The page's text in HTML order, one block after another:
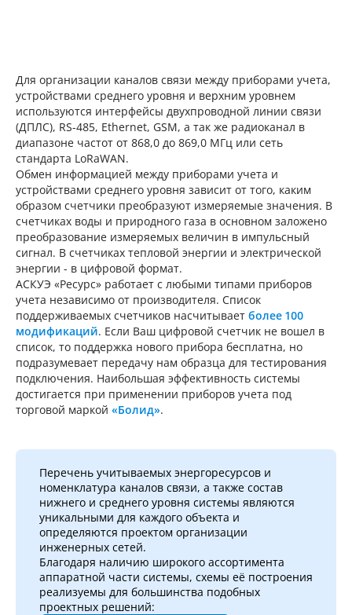
Для организации каналов связи между приборами учета,
устройствами среднего уровня и верхним уровнем
используются интерфейсы двухпроводной линии связи
(ДПЛС), RS-485, Ethernet, GSM, а так же радиоканал в
диапазоне частот от 868,0 до 869,0 МГц или сеть
стандарта LoRaWAN.
Обмен информацией между приборами учета и
устройствами среднего уровня зависит от того, каким
образом счетчики преобразуют измеряемые значения. В
счетчиках воды и природного газа в основном заложено
преобразование измеряемых величин в импульсный
сигнал. В счетчиках тепловой энергии и электрической
энергии - в цифровой формат.
АСКУЭ «Ресурс» работает с любыми типами приборов
учета независимо от производителя. Список
поддерживаемых счетчиков насчитывает более 100
модификаций. Если Ваш цифровой счетчик не вошел в
список, то поддержка нового прибора бесплатна, но
подразумевает передачу нам образца для тестирования
подключения. Наибольшая эффективность системы
достигается при применении приборов учета под
торговой маркой «Болид».
Перечень учитываемых энергоресурсов и
номенклатура каналов связи, а также состав
нижнего и среднего уровня системы являются
уникальными для каждого объекта и
определяются проектом организации
инженерных сетей.
Благодаря наличию широкого ассортимента
аппаратной части системы, схемы её построения
реализуемы для большинства подобных
проектных решений: